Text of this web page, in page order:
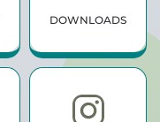
DOWNLOADS